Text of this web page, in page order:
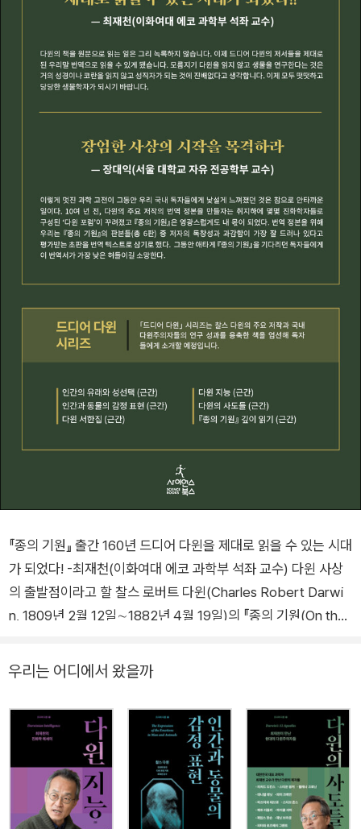
『종의 기원』 출간 160년 드디어 다윈을 제대로 읽을 수 있는 시대
가 되었다! -최재천(이화여대 에코 과학부 석좌 교수) 다윈 사상
의 출발점이라고 할 찰스 로버트 다윈(Charles Robert Darwi
n, 1809년 2월 12일∼1882년 4월 19일)의 『종의 기원(On the
리즈의 첫 번째 책으로 번역 출간되었다. 옮긴이는 진화학자로서
며 연구하는 서울 대학교 자유 전공학부의 장대익 교수가 맡아 주
었고, 감수는 한국 진화 생물학계의 대표자이며, 행동 생태학의
세계적 대가인 최재천 이화 여자 대학교 에코 과학부 석좌 교수가
맡았다. 19세기 영국의 생물학자이자 지질학자이며 박물학자인
찰스 다윈의 『종의 기원』은 ‘자연 선택을 통한 진화’라는 개념을
도입함으로써 진화 생물학을 확립한 과학 역사상 최고의 고전 중
우리는 어디에서 왔을까